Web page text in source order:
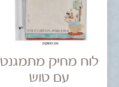
לוח מחיק מתמגנט
עם טוש